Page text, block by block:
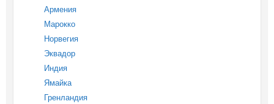
Армения
Марокко
Норвегия
Эквадор
Индия
Ямайка
Гренландия